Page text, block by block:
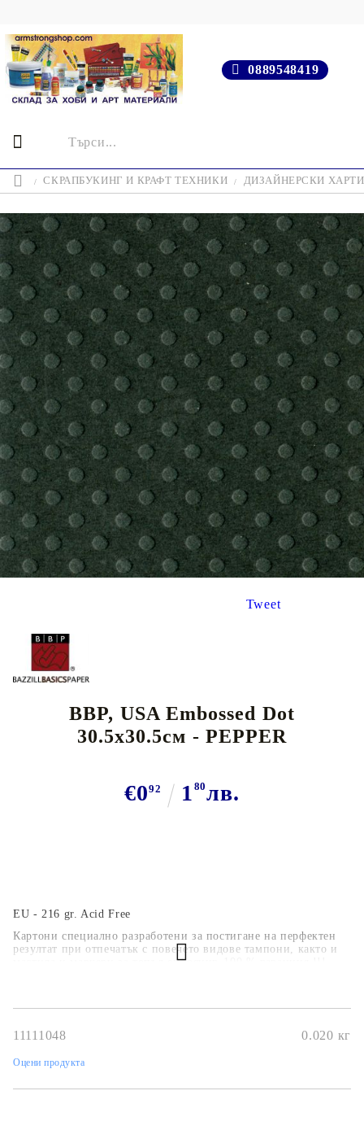
0889548419
СКРАПБУКИНГ И КРАФТ ТЕХНИКИ ДИЗАЙНЕРСКИ
Tweet
BBP, USA Embossed Dot
30.5x30.5см - PEPPER
€092 1 80лв.
EU - 216 gr. Acid Free
Картони специално разработени за постигане на перфектен
резултат при отпечатък с повечето видове тампони, както и
мастила и маркери за топъл ембосинг. 100 % гаранция !!!
11111048 0.020 кг
Оцени продукта